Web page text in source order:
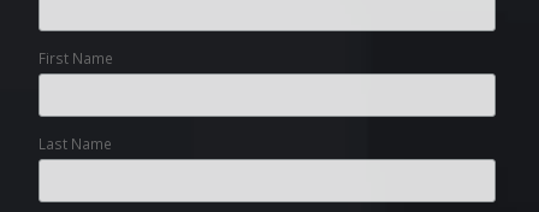
First Name
Last Name